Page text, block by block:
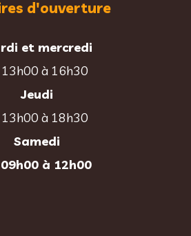
d'ouverture
et mercredi
13h00 à 16h30
Jeudi
13h00 à 18h30
Samedi
à 12h00